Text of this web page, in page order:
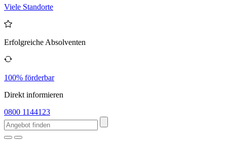
Viele Standorte
Erfolgreiche Absolventen
100% förderbar
Direkt informieren
0800 1144123